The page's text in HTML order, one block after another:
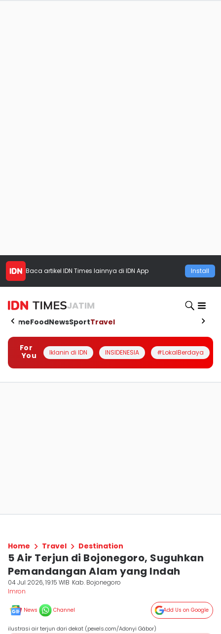
Baca artikel IDN Times lainnya di IDN App Install
JATIM
HomeFoodNewsSportTravel
For
You
Iklanin di IDN INSIDENESIA #LokalBerdaya
Home Travel Destination
5 Air Terjun di Bojonegoro, Suguhkan
Pemandangan Alam yang Indah
04 Jul 2026, 19:15 WIB Kab. Bojonegoro
Imron
News Channel Add Us on Google
ilustrasi air terjun dari dekat (pexels.com/Adonyi Gábor)